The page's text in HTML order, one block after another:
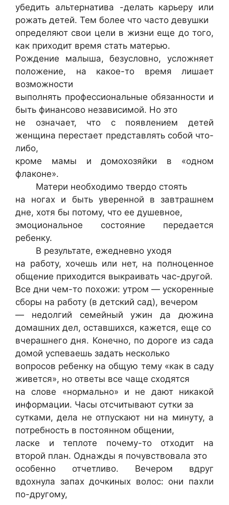
убедить альтернатива -делать карьеру или
рожать детей. Тем более что часто девушки
определяют свои цели в жизни еще до того,
как приходит время стать матерью.
Рождение малыша, безусловно, усложняет
положение, на какое-то время лишает
возможности
выполнять профессиональные обязанности и
быть финансово независимой. Но это
не означает, что с появлением детей
женщина перестает представлять собой что-
либо,
кроме мамы и домохозяйки в «одном
флаконе».
Матери необходимо твердо стоять
на ногах и быть уверенной в завтрашнем
дне, хотя бы потому, что ее душевное,
эмоциональное состояние передается
ребенку.
В результате, ежедневно уходя
на работу, хочешь или нет, на полноценное
общение приходится выкраивать час-другой.
Все дни чем-то похожи: утром — ускоренные
сборы на работу (в детский сад), вечером
— недолгий семейный ужин да дюжина
домашних дел, оставшихся, кажется, еще со
вчерашнего дня. Конечно, по дороге из сада
домой успеваешь задать несколько
вопросов ребенку на общую тему «как в саду
живется», но ответы все чаще сходятся
на слове «нормально» и не дают никакой
информации. Часы отсчитывают сутки за
сутками, дела не отпускают ни на минуту, а
потребность в постоянном общении,
ласке и теплоте почему-то отходит на
второй план. Однажды я почувствовала это
особенно отчетливо. Вечером вдруг
вдохнула запах дочкиных волос: они пахли
по-другому,